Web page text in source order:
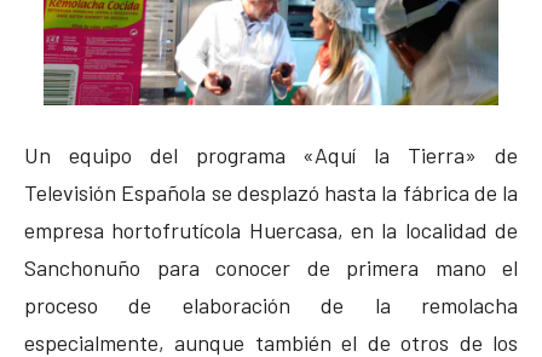
Un equipo del programa «Aquí la Tierra» de
Televisión Española se desplazó hasta la fábrica de la
empresa hortofrutícola Huercasa, en la localidad de
Sanchonuño para conocer de primera mano el
proceso de elaboración de la remolacha
especialmente, aunque también el de otros de los